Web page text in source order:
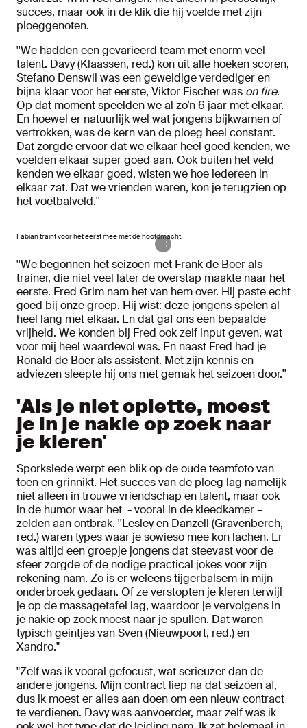
succes, maar ook in de klik die hij voelde met zijn
ploeggenoten.
''We hadden een gevarieerd team met enorm veel
talent. Davy (Klaassen, red.) kon uit alle hoeken scoren,
Stefano Denswil was een geweldige verdediger en
bijna klaar voor het eerste, Viktor Fischer was on fire.
Op dat moment speelden we al zo’n 6 jaar met elkaar.
En hoewel er natuurlijk wel wat jongens bijkwamen of
vertrokken, was de kern van de ploeg heel constant.
Dat zorgde ervoor dat we elkaar heel goed kenden, we
voelden elkaar super goed aan. Ook buiten het veld
kenden we elkaar goed, wisten we hoe iedereen in
elkaar zat. Dat we vrienden waren, kon je terugzien op
het voetbalveld.''
Fabian traint voor het eerst mee met de hoofdmacht.
''We begonnen het seizoen met Frank de Boer als
trainer, die niet veel later de overstap maakte naar het
eerste. Fred Grim nam het van hem over. Hij paste echt
goed bij onze groep. Hij wist: deze jongens spelen al
heel lang met elkaar. En dat gaf ons een bepaalde
vrijheid. We konden bij Fred ook zelf input geven, wat
voor mij heel waardevol was. En naast Fred had je
Ronald de Boer als assistent. Met zijn kennis en
adviezen sleepte hij ons met gemak het seizoen door.''
'Als je niet oplette, moest
je in je nakie op zoek naar
je kleren'
Sporkslede werpt een blik op de oude teamfoto van
toen en grinnikt. Het succes van de ploeg lag namelijk
niet alleen in trouwe vriendschap en talent, maar ook
in de humor waar het - vooral in de kleedkamer –
zelden aan ontbrak. ''Lesley en Danzell (Gravenberch,
red.) waren types waar je sowieso mee kon lachen. Er
was altijd een groepje jongens dat steevast voor de
sfeer zorgde of de nodige practical jokes voor zijn
rekening nam. Zo is er weleens tijgerbalsem in mijn
onderbroek gedaan. Of ze verstopten je kleren terwijl
je op de massagetafel lag, waardoor je vervolgens in
je nakie op zoek moest naar je spullen. Dat waren
typisch geintjes van Sven (Nieuwpoort, red.) en
Xandro."
"Zelf was ik vooral gefocust, wat serieuzer dan de
andere jongens. Mijn contract liep na dat seizoen af,
dus ik moest er alles aan doen om een nieuw contract
te verdienen. Davy was aanvoerder, maar zelf was ik